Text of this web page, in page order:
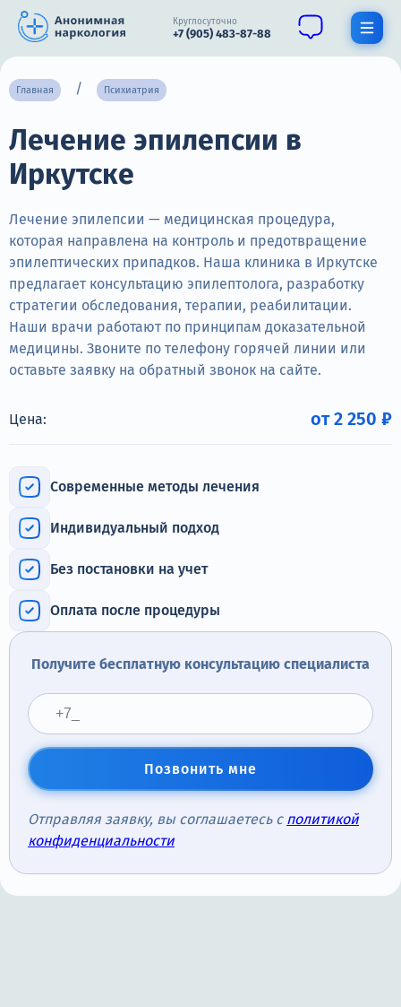
Круглосуточно
+7 (905) 483-87-88
О нас
Наркомания
Нарколог
Стационар
Психиатрия
Цены
+7 (905) 483-87-88
Адрес call-центра
Иркутск, улица Марата, 22
Главная Психиатрия
Лечение эпилепсии в
Иркутске
Лечение эпилепсии — медицинская процедура,
которая направлена на контроль и предотвращение
эпилептических припадков. Наша клиника в Иркутске
предлагает консультацию эпилептолога, разработку
стратегии обследования, терапии, реабилитации.
Наши врачи работают по принципам доказательной
медицины. Звоните по телефону горячей линии или
оставьте заявку на обратный звонок на сайте.
Цена: от 2 250 ₽
Современные методы лечения
Индивидуальный подход
Без постановки на учет
Оплата после процедуры
Получите бесплатную консультацию специалиста
Позвонить мне
Отправляя заявку, вы соглашаетесь с политикой
конфиденциальности